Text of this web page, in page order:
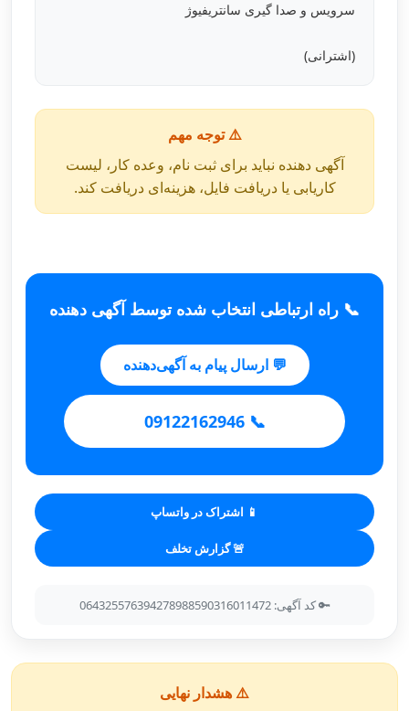
سرویس و صدا گیری سانتریفیوژ
(اشترانی)
⚠️ توجه مهم
آگهی دهنده نباید برای ثبت نام، وعده کار، لیست
کاریابی یا دریافت فایل، هزینه‌ای دریافت کند.
📞 راه ارتباطی انتخاب شده توسط آگهی دهنده
💬 ارسال پیام به آگهی‌دهنده
📞 09122162946
📱 اشتراک در واتساپ
🚨 گزارش تخلف
🔑 کد آگهی: 064325576394278988590316011472
⚠️ هشدار نهایی